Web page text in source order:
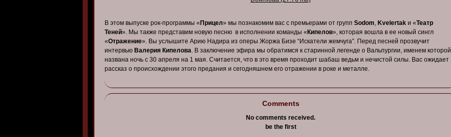
В этом выпуске рок-программы « Прицел» мы познакомим вас с премьерами от групп Sodom, Kvelertak и «Театр
Теней». Мы также представим новую песню в исполнении команды « Кипелов», которая вошла в ее новый сингл
«Отражение». Вы услышите Арию Надира из оперы Жоржа Бизе “Искатели жемчуга”. Перед песней прозвучит
интервью Валерия Кипелова. В заключение эфира мы обратимся к старинной легенде о Вальпургии, именем которой
названа ночь с 30 апреля на 1 мая. Считается, что в это время проходит шабаш ведьм и нечистой силы. Вас ожидает
рассказ о происхождении этого предания и сегодняшнем его отражении в роке и металле.
Comments
No comments received.
be the first